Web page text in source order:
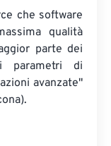
che software
qualità
parte dei
parametri di
avanzate"